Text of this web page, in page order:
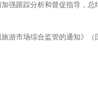
强跟踪分析和督促指导，
游市场综合监管的通知》（